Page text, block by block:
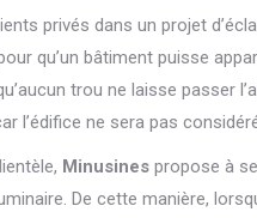
privés dans un projet
qu’un bâtiment puisse
trou ne laisse passer
l’édifice ne sera pas
Minusines propose à
De cette manière,